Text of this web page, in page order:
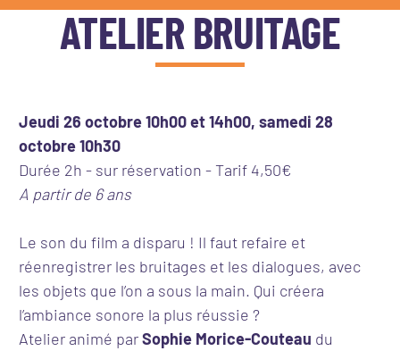
ATELIER BRUITAGE
Jeudi 26 octobre 10h00 et 14h00, samedi 28
octobre 10h30
Durée 2h - sur réservation - Tarif 4,50€
A partir de 6 ans
Le son du film a disparu ! Il faut refaire et
réenregistrer les bruitages et les dialogues, avec
les objets que l’on a sous la main. Qui créera
l’ambiance sonore la plus réussie ?
Atelier animé parSophie Morice-Couteau du